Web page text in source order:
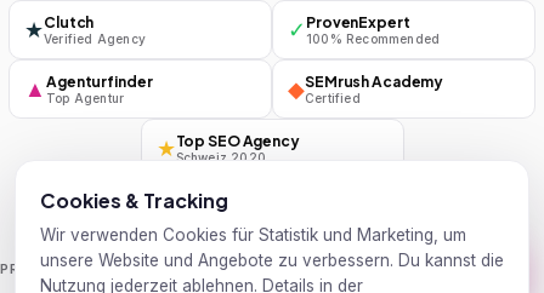
★Clutch
Verified Agency ✓ ProvenExpert
100% Recommended
▲ Agenturfinder
Top Agentur ◆SEMrush Academy
Certified
★Top SEO Agency
Schweiz 2020
PRESSEHandelsblatt Wirtschaftswoche
Cookies & Tracking
Wir verwenden Cookies für Statistik und Marketing, um
unsere Website und Angebote zu verbessern. Du kannst die
Nutzung jederzeit ablehnen. Details in der